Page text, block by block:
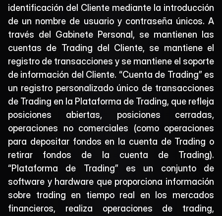
identificación del Cliente mediante la introducción
de un nombre de usuario y contraseña únicos. A
través del Gabinete Personal, se mantienen las
cuentas de Trading del Cliente, se mantiene el
registro de transacciones y se mantiene el soporte
de información del Cliente. “Cuenta de Trading” es
un registro personalizado único de transacciones
de Trading en la Plataforma de Trading, que refleja
posiciones abiertas, posiciones cerradas,
operaciones no comerciales (como operaciones
para depositar fondos en la cuenta de Trading o
retirar fondos de la cuenta de Trading).
“Plataforma de Trading” es un conjunto de
software y hardware que proporciona información
sobre trading en tiempo real en los mercados
financieros, realiza operaciones de trading,